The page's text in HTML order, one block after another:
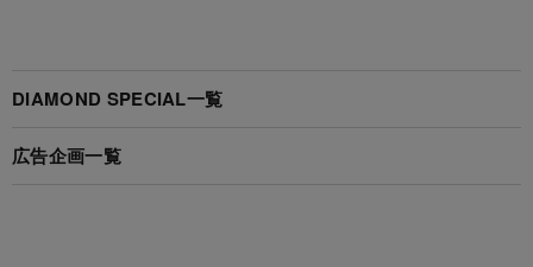
DIAMOND SPECIAL一覧
広告企画一覧